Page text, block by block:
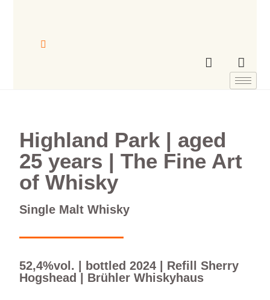
Highland Park | aged
25 years | The Fine Art
of Whisky
Single Malt Whisky
52,4%vol. | bottled 2024 | Refill Sherry
Hogshead | Brühler Whiskyhaus